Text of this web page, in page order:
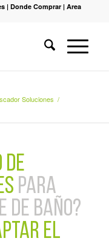
|Donde Comprar |Area
Soluciones /
de
para
baño?
el